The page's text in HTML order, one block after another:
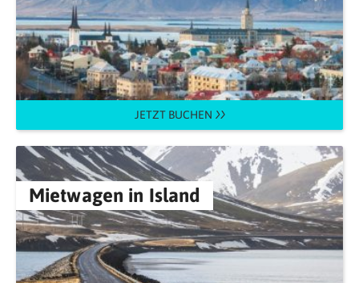
JETZT BUCHEN
Mietwagen in Island